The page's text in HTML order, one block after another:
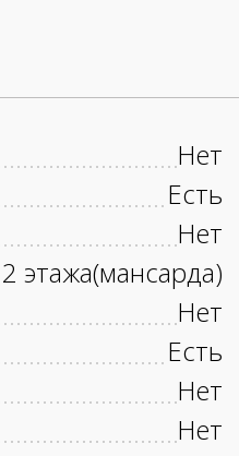
Нет
Есть
Нет
2 этажа(мансарда)
Нет
Есть
Нет
Нет